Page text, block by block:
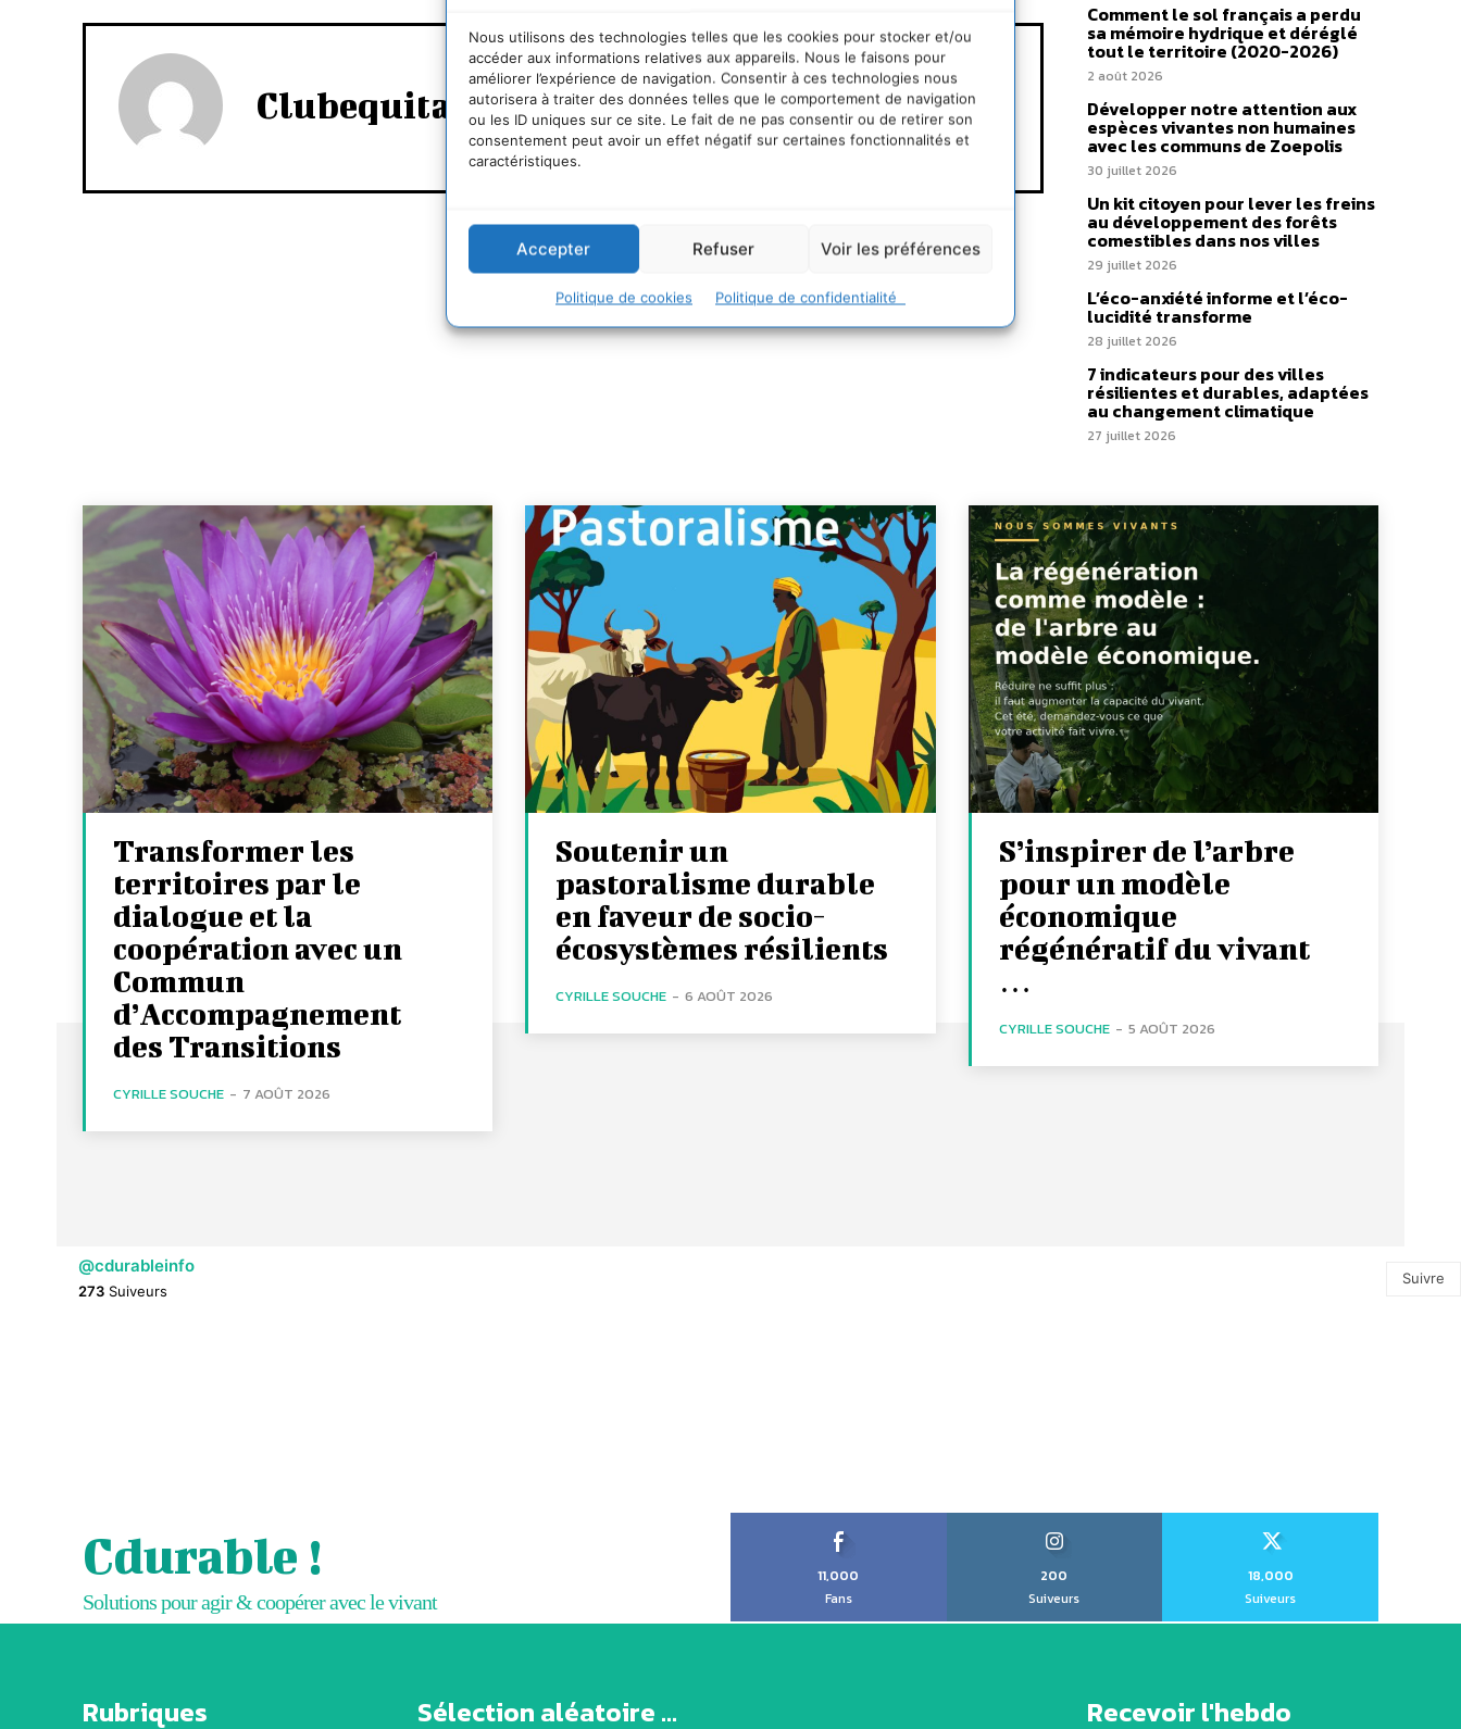
Nous utilisons des technologies telles que les cookies pour stocker et/ou
accéder aux informations relatives aux appareils. Nous le faisons pour
améliorer l’expérience de navigation. Consentir à ces technologies nous
autorisera à traiter des données telles que le comportement de navigation
ou les ID uniques sur ce site. Le fait de ne pas consentir ou de retirer son
consentement peut avoir un effet négatif sur certaines fonctionnalités et
caractéristiques.
Accepter Refuser Voir les préférences
Politique de cookies Politique de confidentialité
Clubequitable
Comment le sol français a perdu
sa mémoire hydrique et déréglé
tout le territoire (2020-2026)
2 août 2026
Développer notre attention aux
espèces vivantes non humaines
avec les communs de Zoepolis
30 juillet 2026
Un kit citoyen pour lever les freins
au développement des forêts
comestibles dans nos villes
29 juillet 2026
L’éco-anxiété informe et l’éco-
lucidité transforme
28 juillet 2026
7 indicateurs pour des villes
résilientes et durables, adaptées
au changement climatique
27 juillet 2026
Transformer les
territoires par le
dialogue et la
coopération avec un
Commun
d’Accompagnement
des Transitions
CYRILLE SOUCHE - 7 AOÛT 2026
Soutenir un
pastoralisme durable
en faveur de socio-
écosystèmes résilients
CYRILLE SOUCHE - 6 AOÛT 2026
S’inspirer de l’arbre
pour un modèle
économique
régénératif du vivant
…
CYRILLE SOUCHE - 5 AOÛT 2026
@cdurableinfo
273 Suiveurs
Suivre
Cdurable !
Solutions pour agir & coopérer avec le vivant
11,000
Fans
200
Suiveurs
18,000
Suiveurs
Rubriques Sélection aléatoire ... Recevoir l'hebdo